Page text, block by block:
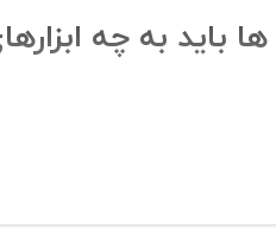
باید به چه